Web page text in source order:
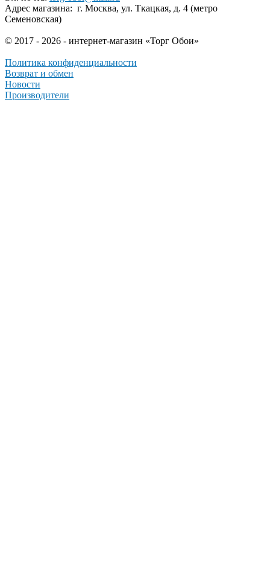
Адрес магазина: г. Москва, ул. Ткацкая, д. 4 (метро
Семеновская)
© 2017 - 2026 - интернет-магазин «Торг Обои»
Политика конфиденциальности
Возврат и обмен
Новости
Производители